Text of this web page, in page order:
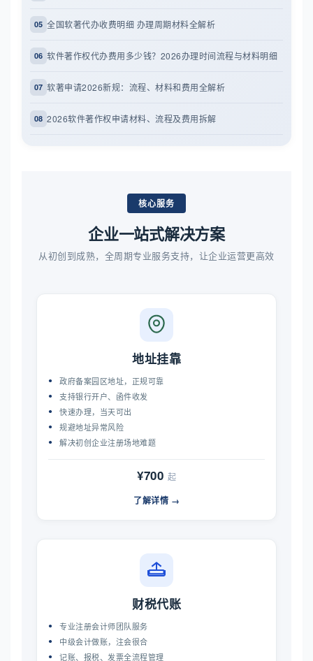
05 全国软著代办收费明细 办理周期材料全解析
06 软件著作权代办费用多少钱？2026办理时间流程与材料明细
07 软著申请2026新规：流程、材料和费用全解析
08 2026软件著作权申请材料、流程及费用拆解
核心服务
企业一站式解决方案
从初创到成熟，全周期专业服务支持，让企业运营更高效
地址挂靠
政府备案园区地址，正规可靠
支持银行开户、函件收发
快速办理，当天可出
规避地址异常风险
解决初创企业注册场地难题
¥700 起
了解详情 →
财税代账
专业注册会计师团队服务
中级会计做账，注会很合
记账、报税、发票全流程管理